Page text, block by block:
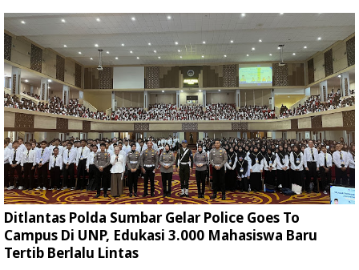
Ditlantas Polda Sumbar Gelar Police Goes To
Campus Di UNP, Edukasi 3.000 Mahasiswa Baru
Tertib Berlalu Lintas